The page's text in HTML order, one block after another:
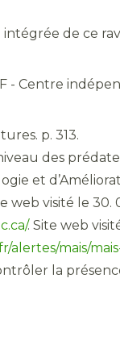
de ce
p. 313.
des
et
web visité le 30.
. Site web
alertes/mais/
la